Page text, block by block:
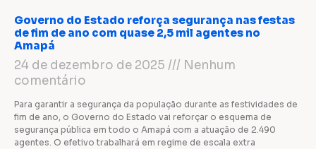
Governo do Estado reforça segurança nas festas
de fim de ano com quase 2,5 mil agentes no
Amapá
24 de dezembro de 2025
Nenhum
comentário
Para garantir a segurança da população durante as festividades de
fim de ano, o Governo do Estado vai reforçar o esquema de
segurança pública em todo o Amapá com a atuação de 2.490
agentes. O efetivo trabalhará em regime de escala extra